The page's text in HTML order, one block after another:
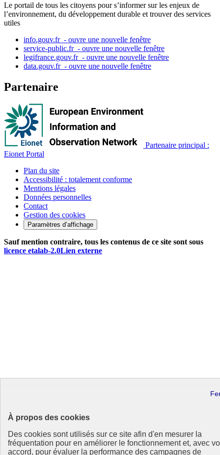
À propos des cookies
Des cookies sont utilisés sur ce site afin d'en mesurer la
fréquentation pour en améliorer le fonctionnement et, avec
accord, pour évaluer la performance des campagnes de
Le portail de tous les citoyens pour s’informer sur les enjeux de
l’environnement, du développement durable et trouver des services
utiles
info.gouv.fr - ouvre une nouvelle fenêtre
service-public.fr - ouvre une nouvelle fenêtre
legifrance.gouv.fr - ouvre une nouvelle fenêtre
data.gouv.fr - ouvre une nouvelle fenêtre
Partenaire
Partenaire principal :
Eionet Portal
Plan du site
Accessibilité : totalement conforme
Mentions légales
Données personnelles
Contact
Gestion des cookies
Paramètres d’affichage
Sauf mention contraire, tous les contenus de ce site sont sous
licence etalab-2.0Lien externe